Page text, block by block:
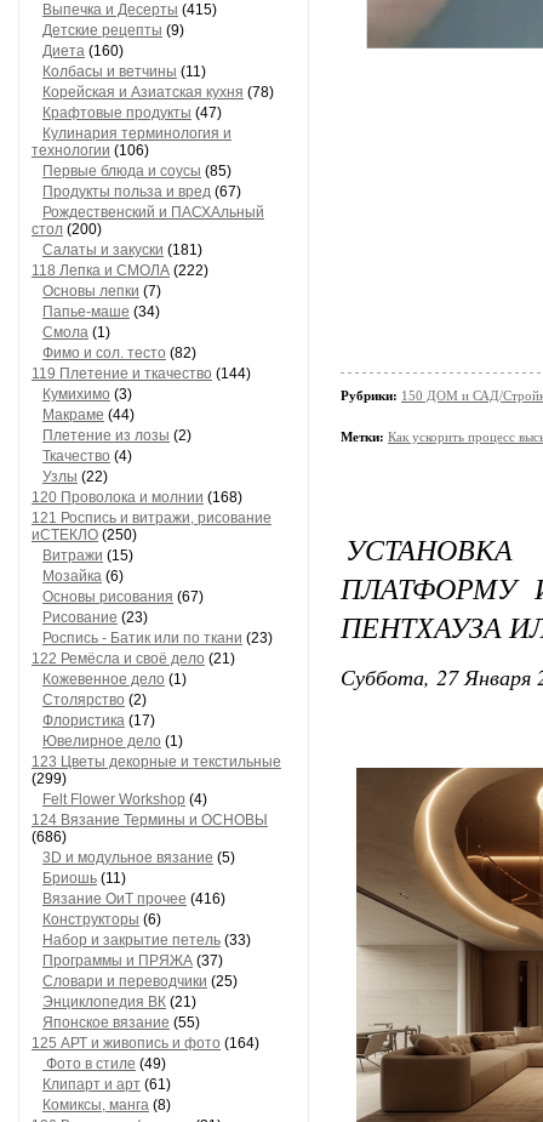
Выпечка и Десерты (415)
Детские рецепты (9)
Диета (160)
Колбасы и ветчины (11)
Корейская и Азиатская кухня (78)
Крафтовые продукты (47)
Кулинария терминология и
технологии (106)
Первые блюда и соусы (85)
Продукты польза и вред (67)
Рождественский и ПАСХАльный
стол (200)
Салаты и закуски (181)
118 Лепка и СМОЛА (222)
Основы лепки (7)
Папье-маше (34)
Смола (1)
Фимо и сол. тесто (82)
119 Плетение и ткачество (144)
Кумихимо (3)
Макраме (44)
Плетение из лозы (2)
Ткачество (4)
Узлы (22)
120 Проволока и молнии (168)
121 Роспись и витражи, рисование
иСТЕКЛО (250)
Витражи (15)
Мозайка (6)
Основы рисования (67)
Рисование (23)
Роспись - Батик или по ткани (23)
122 Ремёсла и своё дело (21)
Кожевенное дело (1)
Столярство (2)
Флористика (17)
Ювелирное дело (1)
123 Цветы декорные и текстильные
(299)
Felt Flower Workshop (4)
124 Вязание Термины и ОСНОВЫ
(686)
3D и модульное вязание (5)
Бриошь (11)
Вязание ОиТ прочее (416)
Конструкторы (6)
Набор и закрытие петель (33)
Программы и ПРЯЖА (37)
Словари и переводчики (25)
Энциклопедия ВК (21)
Японское вязание (55)
125 АРТ и живопись и фото (164)
Фото в стиле (49)
Клипарт и арт (61)
Комиксы, манга (8)
Рубрики: 150 ДОМ и САД/
Метки: Как ускорить процесс
ПЕНТХАУЗА
Суббота, 27 Января